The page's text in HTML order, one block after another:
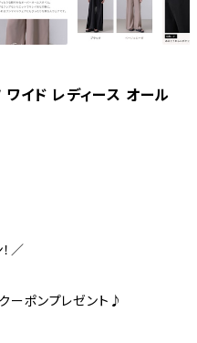
ワイド レディース オール
／
ーポンプレゼント♪